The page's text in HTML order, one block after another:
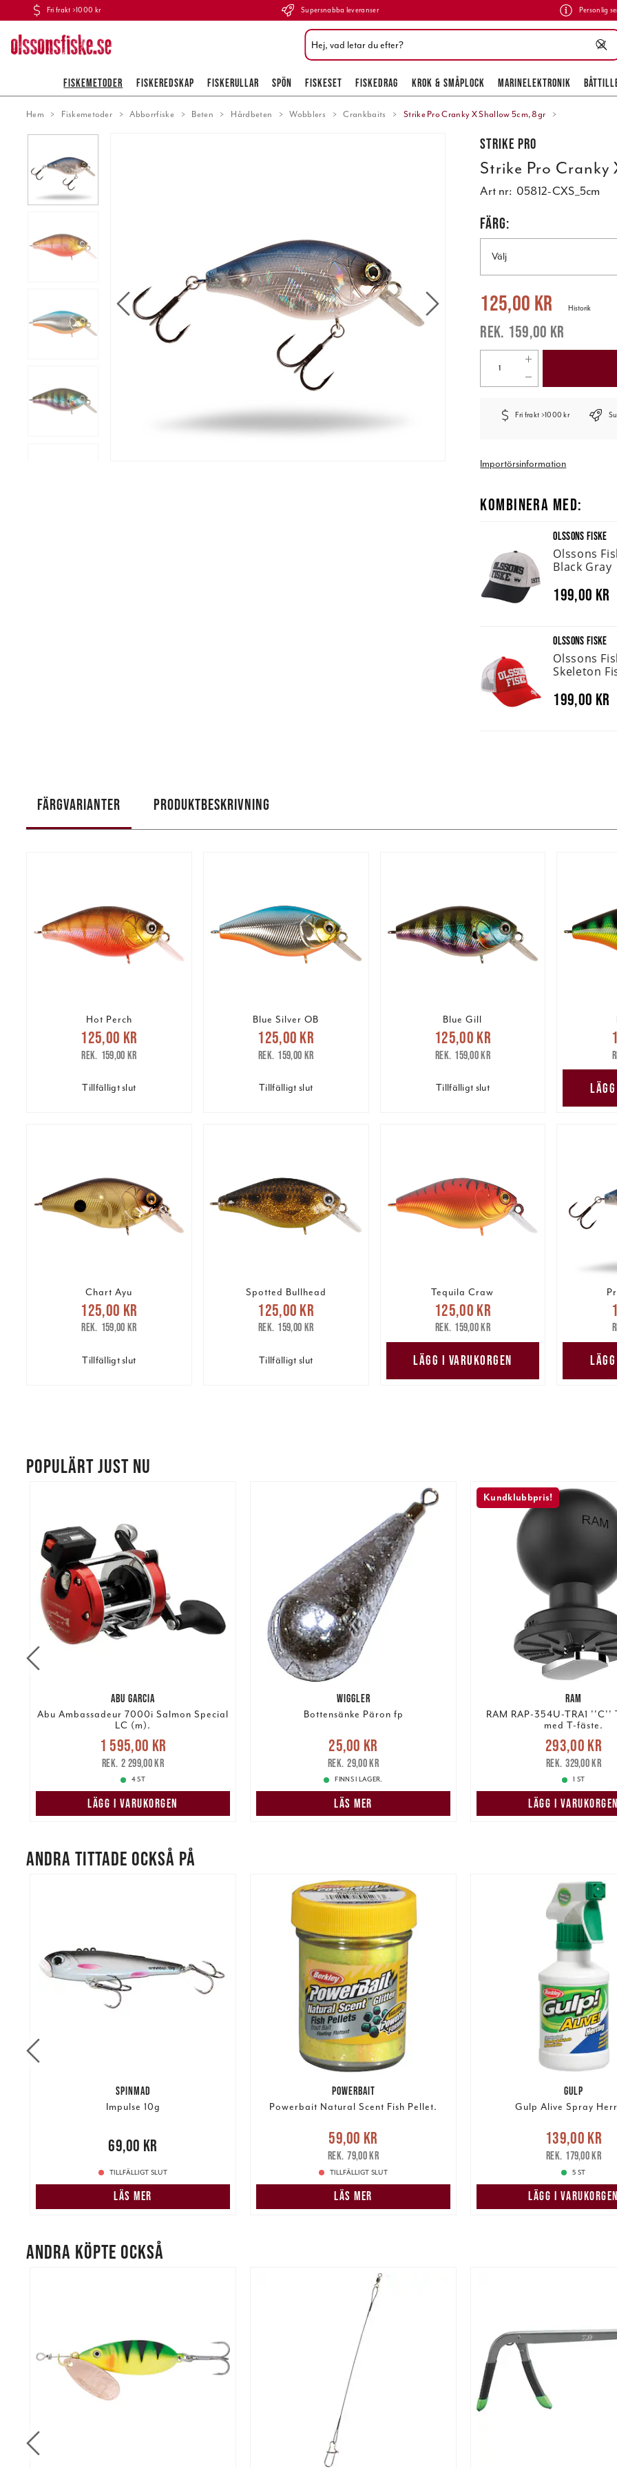
Fri frakt >1000 kr Supersnabba leveranser Personlig
FISKEMETODER FISKEREDSKAP FISKERULLAR SPÖN FISKESET FISKEDRAG KROK & SMÅPLOCK MARINELEKTRONIK
Hem Fiskemetoder Abborrfiske Beten Hårdbeten Wobblers Crankbaits Strike Pro Cranky X Shallow 5cm, 8gr
Strike Pro
Strike Pro
Art nr: 05812-CXS_5cm
FÄRG:
Välj
Nuvarande pris:125,00 kr
125,00 kr
159,00 kr
Historik
Fri frakt >1000 kr
Importörsinformation
KOMBINERA MED:
OLSSONS FISKE
Olssons
Black Gray
199,00 kr
OLSSONS FISKE
Olssons
Skeleton
199,00 kr
FÄRGVARIANTER PRODUKTBESKRIVNING
Hot Perch
Nuvarande pris
125,00 krTidigare pris
159,00 kr
125,00 kr
159,00 kr
Tillfälligt slut
Blue Silver OB
Nuvarande pris
125,00 krTidigare pris
159,00 kr
125,00 kr
159,00 kr
Tillfälligt slut
Blue Gill
Nuvarande pris
125,00 krTidigare pris
159,00 kr
125,00 kr
159,00 kr
Tillfälligt slut
Chart Ayu
Nuvarande pris
125,00 krTidigare pris
159,00 kr
125,00 kr
159,00 kr
Tillfälligt slut
Spotted Bullhead
Nuvarande pris
125,00 krTidigare pris
159,00 kr
125,00 kr
159,00 kr
Tillfälligt slut
Tequila Craw
Nuvarande pris
125,00 krTidigare pris
159,00 kr
125,00 kr
159,00 kr
LÄGG I VARUKORGEN
POPULÄRT JUST NU
ABU GARCIA
Abu Ambassadeur 7000i Salmon Special
LC (m).
Nuvarande pris
1 595,00 krTidigare pris
2 299,00 kr
1 595,00 kr
2 299,00 kr
4 ST
LÄGG I VARUKORGEN
WIGGLER
Bottensänke Päron fp
Nuvarande pris :25,00 kr
pris: 29,00 kr
25,00 kr
29,00 kr
FINNS I LAGER.
LÄS MER
Kundklubbpris!
RAM
RAM RAP-354U-TRA1 ''C''
med T-fäste.
Nuvarande pris
Tidigare pris
293,00 kr
329,00 kr
1 ST
LÄGG I VARUKORGEN
ANDRA TITTADE OCKSÅ PÅ
SPINMAD
Impulse 10g
69,00 kr69,00 kr
TILLFÄLLIGT SLUT
LÄS MER
POWERBAIT
Powerbait Natural Scent Fish Pellet.
Nuvarande pris:59,00 kr
pris:79,00 kr
59,00 kr
79,00 kr
TILLFÄLLIGT SLUT
LÄS MER
GULP
Gulp Alive Spray
Nuvarande pris
Tidigare pris
139,00 kr
179,00 kr
5 ST
LÄGG I VARUKORGEN
ANDRA KÖPTE OCKSÅ